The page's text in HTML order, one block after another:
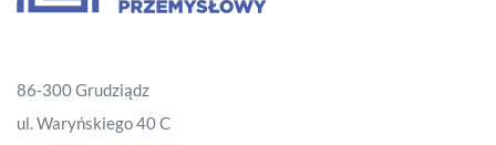
86-300 Grudziądz
ul. Waryńskiego 40 C